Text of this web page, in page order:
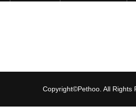
Copyright©Pethoo. All Rights